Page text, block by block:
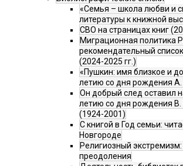
«Семья – школа любви и
литературы к книжной
СВО на страницах книг
Миграционная политика
рекомендательный
(2024-2025 гг.)
«Пушкин: имя близкое и
летию со дня рождения
Он добрый след оставил
летию со дня рождения
(1924-2001)
С книгой в Год семьи:
Новгороде
Религиозный
преодоления